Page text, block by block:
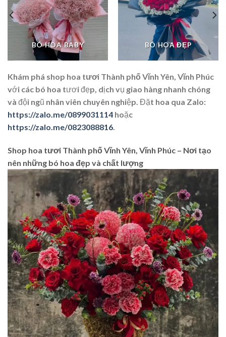
BÓ HOA BABY BÓ HOA ĐẸP
Khám phá shop hoa tươi Thành phố Vĩnh Yên, Vĩnh Phúc
với các bó hoa tươi đẹp, dịch vụ giao hàng nhanh chóng
và đội ngũ nhân viên chuyên nghiệp. Đặt hoa qua Zalo:
https://zalo.me/0899031114 hoặc
https://zalo.me/0823088816.
Shop hoa tươi Thành phố Vĩnh Yên, Vĩnh Phúc – Nơi tạo
nên những bó hoa đẹp và chất lượng